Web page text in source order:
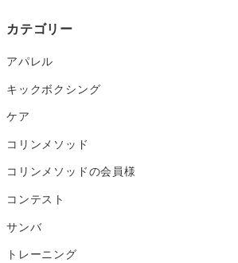
カテゴリー
アパレル
キックボクシング
ケア
コリンメソッド
コリンメソッドの会員様
コンテスト
サンバ
トレーニング